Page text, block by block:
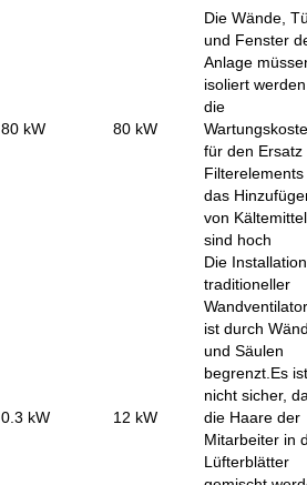
80 kW 80 kW
Die Wände,
und Fenster
Anlage
isoliert
die
für den Ersatz
das
von Kältemittel
sind hoch
0.3 kW 12 kW
Die Installation
traditioneller
ist durch
und Säulen
begrenzt.Es ist
nicht sicher,
die Haare der
Mitarbeiter in
Lüfterblätter